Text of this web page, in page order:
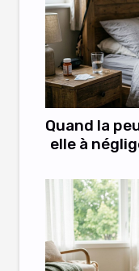
Quand la
elle à